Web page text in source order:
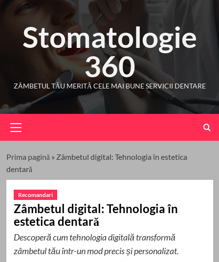
contentStomatologie
360
ZÂMBETUL TĂU MERITĂ CELE MAI BUNE SERVICII DENTARE
Menu
Prima pagină » Zâmbetul digital: Tehnologia în estetica
dentară
Recomandari
Zâmbetul digital: Tehnologia în
estetica dentară
Descoperă cum tehnologia digitală transformă
zâmbetul tău într-un mod precis și personalizat.